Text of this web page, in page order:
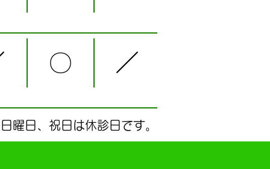
〇 ／
曜日、祝日は休診日です。